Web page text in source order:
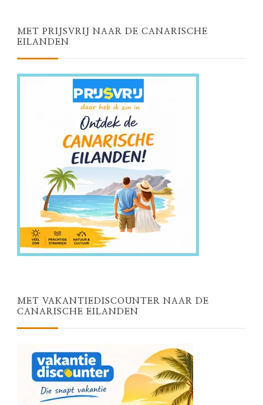
MET PRIJSVRIJ NAAR DE CANARISCHE
EILANDEN
MET VAKANTIEDISCOUNTER NAAR DE
CANARISCHE EILANDEN